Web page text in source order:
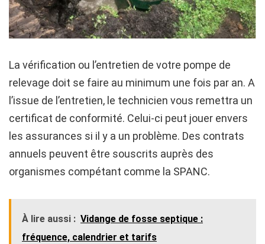
La vérification ou l’entretien de votre pompe de
relevage doit se faire au minimum une fois par an. A
l’issue de l’entretien, le technicien vous remettra un
certificat de conformité. Celui-ci peut jouer envers
les assurances si il y a un problème. Des contrats
annuels peuvent être souscrits auprès des
organismes compétant comme la SPANC.
À lire aussi : Vidange de fosse septique :
fréquence, calendrier et tarifs